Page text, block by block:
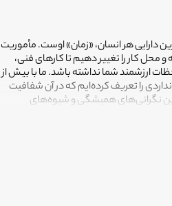
دارایی هر انسان، «زمان» اوست. مأموریت
محل کار را تغییر دهیم تا کارهای فنی،
ارزشمند شما نداشته باشد. ما با بیش از
را تعریف کرده‌ایم که در آن شفافیت
نگرانی‌های همیشگی و شیوه‌های
رد شده‌اند تا نتیجه نهایی،
باشد که همیشه برای آرامش خود
داشته باشید؛ فیکسا، زمانی برای